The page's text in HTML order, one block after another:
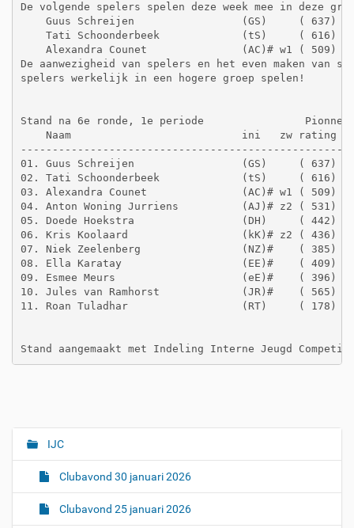
De volgende spelers spelen deze week mee in deze
Guus Schreijen                 (GS)     ( 637)
Tati Schoonderbeek             (tS)     ( 616)
Alexandra Counet               (AC)# w1 ( 509)
De aanwezigheid van spelers en het even maken van
spelers werkelijk in een hogere groep spelen!
Stand na 6e ronde, 1e periode
Naam                           ini   zw rating
01. Guus Schreijen                 (GS)     ( 637)
02. Tati Schoonderbeek             (tS)     ( 616)
03. Alexandra Counet               (AC)# w1 ( 509)
04. Anton Woning Jurriens          (AJ)# z2 ( 531)
05. Doede Hoekstra                 (DH)     ( 442)
06. Kris Koolaard                  (kK)# z2 ( 436)
07. Niek Zeelenberg                (NZ)#    ( 385)
08. Ella Karatay                   (EE)#    ( 409)
09. Esmee Meurs                    (eE)#    ( 396)
10. Jules van Ramhorst             (JR)#    (
11. Roan Tuladhar                  (RT)     ( 178)
N
IJC
Clubavond 30 januari 2026
Clubavond 25 januari 2026